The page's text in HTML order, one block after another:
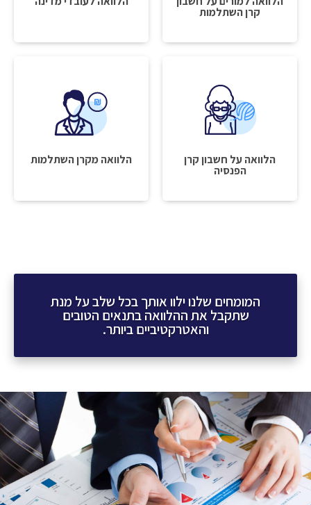
קרן השתלמות
הלוואה על חשבון קרן
הפנסיה
הלוואה מקרן השתלמות
המומחים שלנו ילוו אותך בכל שלב על מנת
שתקבל את ההלוואה בתנאים הטובים
והאטרקטיביים ביותר.